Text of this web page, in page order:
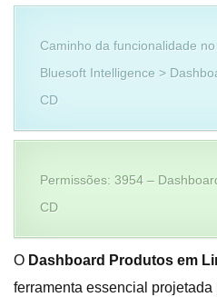
Caminho da funcionalidade
Bluesoft Intelligence >
CD
Permissões: 3954 –
CD
O Dashboard Produtos em
ferramenta essencial